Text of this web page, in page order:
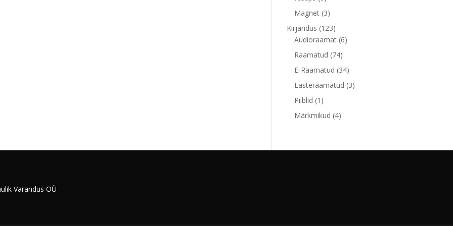
toodet
Magnet 33
toodet
Kirjandus 123123
toodet
Audioraamat 66
Raamatud 7474
toodet
E-Raamatud 3434
toodet
Lasteraamatud 33
Piiblid 1 1
toode
Märkmikud 44
Varandus OÜ